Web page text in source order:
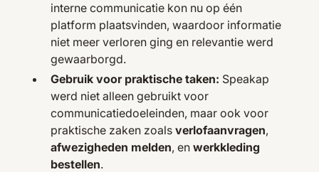
interne communicatie kon nu op één
platform plaatsvinden, waardoor informatie
niet meer verloren ging en relevantie werd
gewaarborgd.
Gebruik voor praktische taken: Speakap
werd niet alleen gebruikt voor
communicatiedoeleinden, maar ook voor
praktische zaken zoals verlofaanvragen,
afwezigheden melden, en werkkleding
bestellen.